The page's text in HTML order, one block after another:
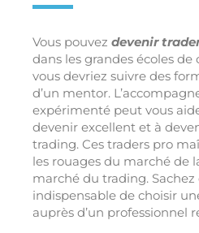
Vous pouvez devenir
dans les grandes écoles
vous devriez suivre des
d’un mentor.
expérimenté peut vous
devenir excellent et à
trading. Ces traders pro
les rouages du marché de
marché du trading. Sachez
indispensable de choisir
auprès d’un professionnel